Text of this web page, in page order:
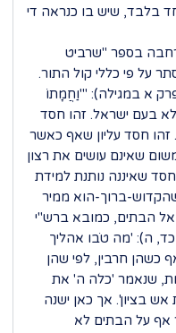
בלבד, שיש בו כנראה די
בספר "שרביט
על פי כללי קול התור.
יב של פרק א במגילה): "'וַחֲמָתוֹ
בעם ישראל. זהו חסד
חסד עליון שאף כאשר
שאינם עושים את רצון
שאיננה נותנת למידת
שהקדוש-ברוך-הוא ממיר
אל הבתים, כמובא ברש"י
ה): 'מה טֹבו אהליך
כשהן חרבין, לפי שהן
שנאמר 'כלה ה' את
בציון'. אך כאן ישנה
אף על הבתים לא